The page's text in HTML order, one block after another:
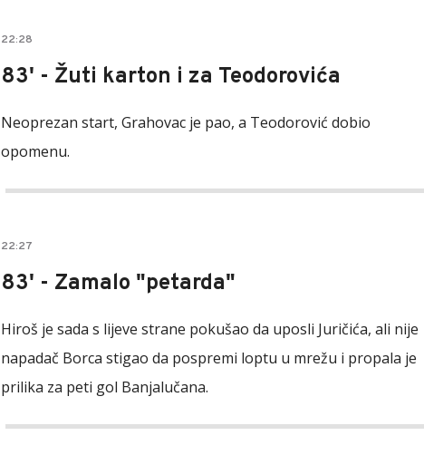
22:28
83' - Žuti karton i za Teodorovića
Neoprezan start, Grahovac je pao, a Teodorović dobio
opomenu.
22:27
83' - Zamalo "petarda"
Hiroš je sada s lijeve strane pokušao da uposli Juričića, ali nije
napadač Borca stigao da pospremi loptu u mrežu i propala je
prilika za peti gol Banjalučana.